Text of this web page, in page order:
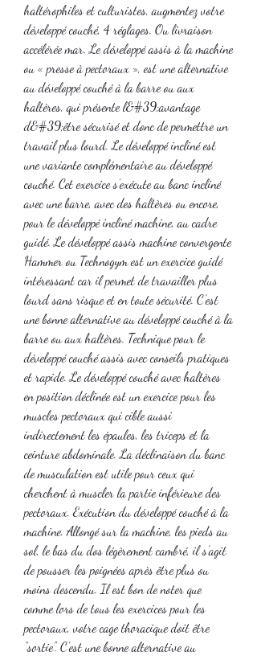
haltérophiles et culturistes, augmentez votre
développé couché, 4 réglages. Ou livraison
accélérée mar. Le développé assis à la machine
ou « presse à pectoraux », est une alternative
au développé couché à la barre ou aux
haltères, qui présente l&#39;avantage
d&#39;être sécurisé et donc de permettre un
travail plus lourd. Le développé incliné est
une variante complémentaire au développé
couché. Cet exercice s’exécute au banc incliné
avec une barre, avec des haltères ou encore,
pour le développé incliné machine, au cadre
guidé. Le développé assis machine convergente
Hammer ou Technogym est un exercice guidé
intéressant car il permet de travailler plus
lourd sans risque et en toute sécurité. C’est
une bonne alternative au développé couché à la
barre ou aux haltères. Technique pour le
développé couché assis avec conseils pratiques
et rapide. Le développé couché avec haltères
en position déclinée est un exercice pour les
muscles pectoraux qui cible aussi
indirectement les épaules, les triceps et la
ceinture abdominale. La déclinaison du banc
de musculation est utile pour ceux qui
cherchent à muscler la partie inférieure des
pectoraux. Exécution du développé couché à la
machine. Allongé sur la machine, les pieds au
sol, le bas du dos légèrement cambré, il s’agit
de pousser les poignées après être plus ou
moins descendu. Il est bon de noter que
comme lors de tous les exercices pour les
pectoraux, votre cage thoracique doit être
“sortie”. C’est une bonne alternative au